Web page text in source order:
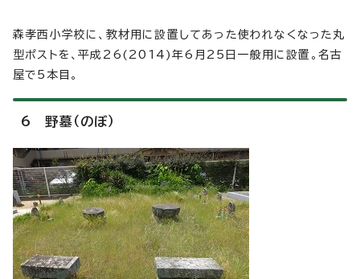
森孝西小学校に、教材用に設置してあった使われなくなった丸
型ポストを、平成26(2014)年6月25日一般用に設置。名古
屋で5本目。
6 野墓（のぼ）